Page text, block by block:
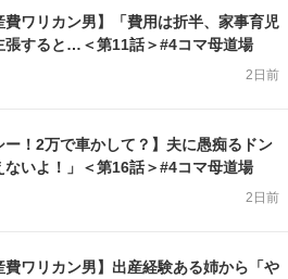
費ワリカン男】「費用は折半、家事育児
張すると…＜第11話＞#4コマ母道場
2日前
ー！2万で車かして？】夫に愚痴るドン
ないよ！」＜第16話＞#4コマ母道場
2日前
費ワリカン男】出産経験ある姉から「や